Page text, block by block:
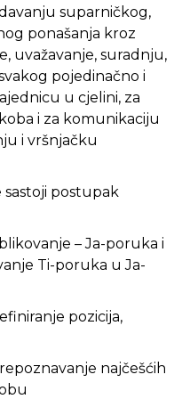
suparničkog,
ponašanja kroz
uvažavanje, suradnju,
pojedinačno i
u cjelini, za
i za komunikaciju
i vršnjačku
sastoji postupak
– Ja-poruka i
Ti-poruka u Ja-
pozicija,
najčešćih